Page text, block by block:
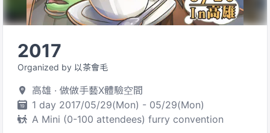
2017
Organized by 以茶會毛
高雄 · 做做手藝X體驗空間
1 day 2017/05/29(Mon) - 05/29(Mon)
A Mini (0-100 attendees) furry convention